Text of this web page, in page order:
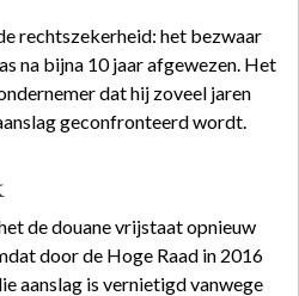
rechtszekerheid: het bezwaar
na bijna 10 jaar afgewezen. Het
dat hij zoveel jaren
geconfronteerd wordt.
de douane vrijstaat opnieuw
door de Hoge Raad in 2016
aanslag is vernietigd vanwege